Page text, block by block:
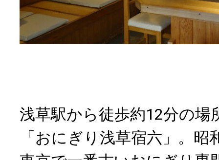
浅草駅から徒歩約12分の場
「おにぎり浅草宿六」。